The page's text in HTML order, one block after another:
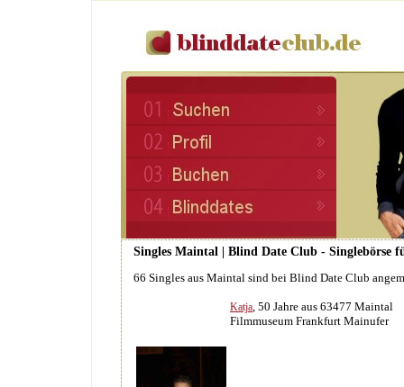
Singles Maintal | Blind Date Club - Singlebörse
66 Singles aus Maintal sind bei Blind Date Club
Katja, 50 Jahre aus 63477 Maintal
Filmmuseum Frankfurt Mainufer